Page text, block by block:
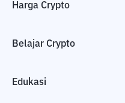
Harga Crypto
Belajar Crypto
Edukasi